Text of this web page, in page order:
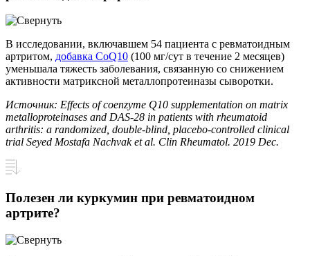
В исследовании, включавшем 54 пациента с ревматоидным
артритом, добавка CoQ10 (100 мг/сут в течение 2 месяцев)
уменьшала тяжесть заболевания, связанную со снижением
активности матриксной металлопротеиназы сыворотки.
Источник: Effects of coenzyme Q10 supplementation on matrix
metalloproteinases and DAS-28 in patients with rheumatoid
arthritis: a randomized, double-blind, placebo-controlled clinical
trial Seyed Mostafa Nachvak et al. Clin Rheumatol. 2019 Dec.
Полезен ли куркумин при ревматоидном
артрите?